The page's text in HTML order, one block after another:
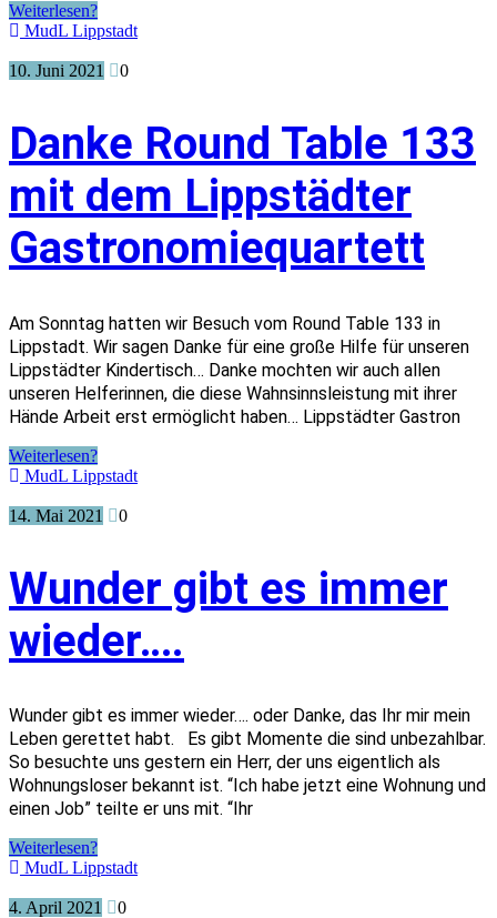
Weiterlesen?
MudL Lippstadt
10. Juni 2021 0
Danke Round Table 133
mit dem Lippstädter
Gastronomiequartett
Am Sonntag hatten wir Besuch vom Round Table 133 in
Lippstadt. Wir sagen Danke für eine große Hilfe für unseren
Lippstädter Kindertisch… Danke mochten wir auch allen
unseren Helferinnen, die diese Wahnsinnsleistung mit ihrer
Hände Arbeit erst ermöglicht haben… Lippstädter Gastron
Weiterlesen?
MudL Lippstadt
14. Mai 2021 0
Wunder gibt es immer
wieder….
Wunder gibt es immer wieder…. oder Danke, das Ihr mir mein
Leben gerettet habt. Es gibt Momente die sind unbezahlbar.
So besuchte uns gestern ein Herr, der uns eigentlich als
Wohnungsloser bekannt ist. “Ich habe jetzt eine Wohnung und
einen Job” teilte er uns mit. “Ihr
Weiterlesen?
MudL Lippstadt
4. April 2021 0